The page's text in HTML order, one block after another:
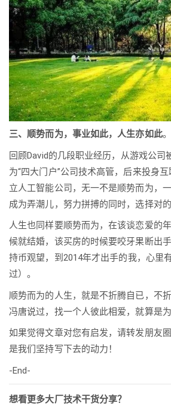
三、顺势而为，事业如此，人生亦如此。
回顾David的几段职业经历，从游戏公司
为“四大门户”公司技术高管，后来投身
立人工智能公司，无一不是顺势而为，
成为弄潮儿，努力拼搏的同时，选择对的
人生也同样要顺势而为，在该谈恋爱的
候就结婚，该买房的时候要咬牙果断出
持币观望，到2014年才出手的我，心里
过）。
顺势而为的人生，就是不折腾自已，不
冯唐说过，找一个人彼此相爱，就算是为
如果觉得文章对您有启发，请转发朋友
是我们坚持写下去的动力！
-End-
想看更多大厂技术干货分享？